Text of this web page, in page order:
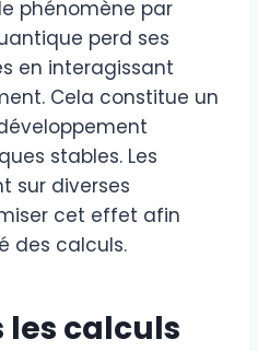
phénomène par
perd ses
en interagissant
Cela constitue un
stables. Les
sur diverses
cet effet afin
des calculs.
les calculs